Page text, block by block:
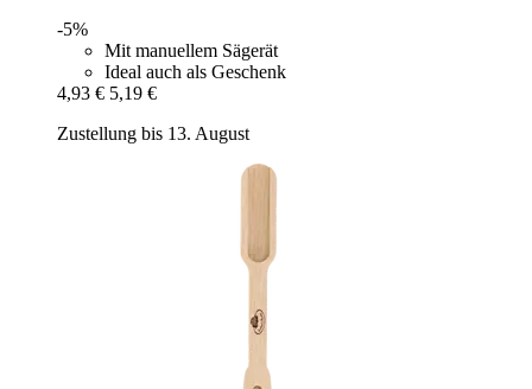
-5%
Mit manuellem Sägerät
Ideal auch als Geschenk
4,93 € 5,19 €
Zustellung bis 13. August